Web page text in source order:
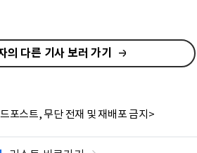
의 다른 기사 보러 가기
포스트, 무단 전재 및 재배포 금지>